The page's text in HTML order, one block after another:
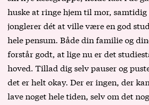
huske at ringe hjem til mor, samtidig
jonglerer dét at ville være en god
hele pensum. Både din familie og
forstår godt, at lige nu er det
hoved. Tillad dig selv pauser og
det er helt okay. Der er ingen, der
lave noget hele tiden, selv om det